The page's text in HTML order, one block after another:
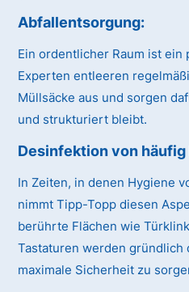
Abfallentsorgung:
Ein ordentlicher Raum ist ein
Experten entleeren
Müllsäcke aus und sorgen
und strukturiert bleibt.
Desinfektion von
In Zeiten, in denen Hygiene
nimmt Tipp-Topp diesen
berührte Flächen wie
Tastaturen werden
maximale Sicherheit zu